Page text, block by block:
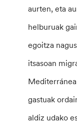
aurten, eta
helburuak
egoitza
itsasoan
gastuak
aldiz udako